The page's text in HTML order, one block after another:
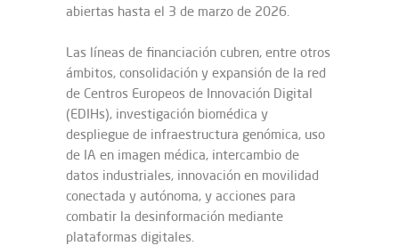
abiertas hasta el 3 de marzo de 2026.
Las líneas de financiación cubren, entre otros
ámbitos, consolidación y expansión de la red
de Centros Europeos de Innovación Digital
(EDIHs), investigación biomédica y
despliegue de infraestructura genómica, uso
de IA en imagen médica, intercambio de
datos industriales, innovación en movilidad
conectada y autónoma, y acciones para
combatir la desinformación mediante
plataformas digitales.